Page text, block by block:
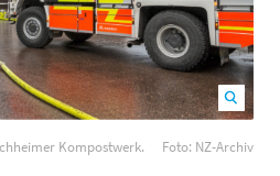
Kompostwerk. Foto: NZ-Archiv